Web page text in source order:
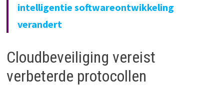
intelligentie softwareontwikkeling
verandert
Cloudbeveiliging vereist
verbeterde protocollen